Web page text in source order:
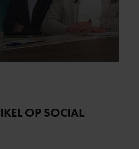
OP SOCIAL